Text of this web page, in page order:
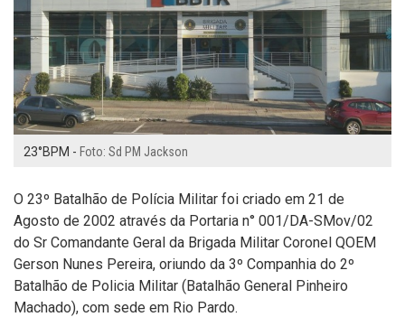
23°BPM - Foto: Sd PM Jackson
O 23º Batalhão de Polícia Militar foi criado em 21 de
Agosto de 2002 através da Portaria n° 001/DA-SMov/02
do Sr Comandante Geral da Brigada Militar Coronel QOEM
Gerson Nunes Pereira, oriundo da 3º Companhia do 2º
Batalhão de Policia Militar (Batalhão General Pinheiro
Machado), com sede em Rio Pardo.